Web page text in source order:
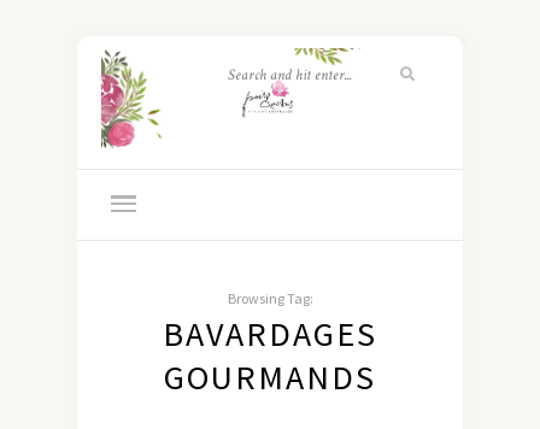
Browsing Tag:
BAVARDAGES
GOURMANDS